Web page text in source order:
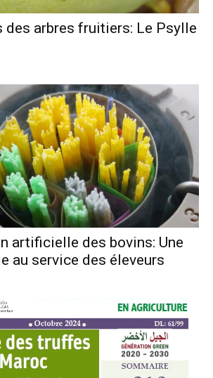
des arbres fruitiers: Le Psylle
artificielle des bovins: Une
au service des éleveurs